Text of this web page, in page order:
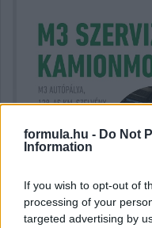
formula.hu - Do Not
Information
If you wish to opt-out of
processing of your
targeted advertising by